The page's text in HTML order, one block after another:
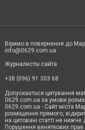
Віримо в повернення до
info@0629.com.ua
Журналисты сайта
+38 (096) 91 303 68
Допускається цитування
0629.com.ua за умови
0629.com.ua - Сайт міста
розміщення прямого,
на цитовані статті не нижче
Порушення виняткових